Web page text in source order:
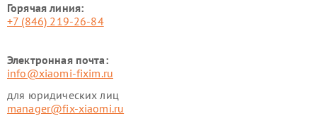
Горячая линия:
+7 (846) 219-26-84
Электронная почта:
info@xiaomi-fixim.ru
для юридических лиц
manager@fix-xiaomi.ru